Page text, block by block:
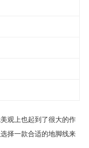
观上也起到了很大的作
择一款合适的地脚线来